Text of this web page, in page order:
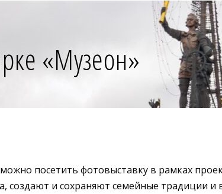
«Музеон»
посетить фотовыставку в рамках
создают и сохраняют семейные традиции